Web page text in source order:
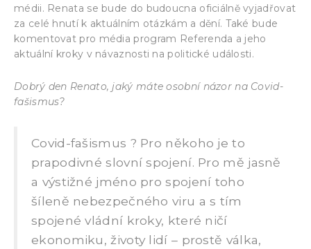
médii. Renata se bude do budoucna oficiálně vyjadřovat
za celé hnutí k aktuálním otázkám a dění. Také bude
komentovat pro média program Referenda a jeho
aktuální kroky v návaznosti na politické události.
Dobrý den Renato, jaký máte osobní názor na Covid-
fašismus?
Covid-fašismus ? Pro někoho je to
prapodivné slovní spojení. Pro mě jasně
a výstižné jméno pro spojení toho
šíleně nebezpečného viru a s tím
spojené vládní kroky, které ničí
ekonomiku, životy lidí – prostě válka,